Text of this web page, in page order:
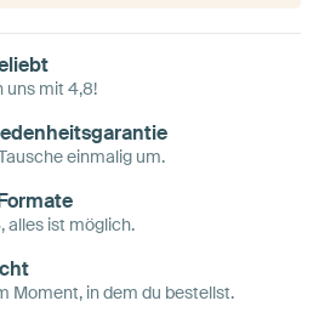
uns mit 4,8!
einmalig um.
alles ist möglich.
Moment, in dem du bestellst.